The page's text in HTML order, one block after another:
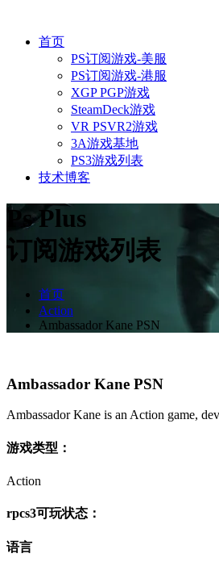
首页
PS订阅游戏-美服
PS订阅游戏-港服
XGP PGP游戏
SteamDeck游戏
VR PSVR2游戏
3A游戏基地
PS3游戏列表
技术博客
Ps Plus
订阅游戏列表
首页
Action
Ambassador Kane PSN
Ambassador Kane PSN
Ambassador Kane is an Action game,
游戏类型：
Action
rpcs3可玩状态：
语言